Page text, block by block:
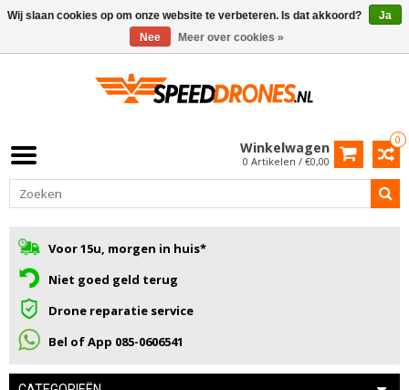
0
Winkelwagen
0 Artikelen / €0,00
Voor 15u, morgen in huis*
Niet goed geld terug
Drone reparatie service
Bel of App 085-0606541
Wij slaan cookies op om onze website te verbeteren. Is dat akkoord?
Ja
Nee
Meer over cookies »